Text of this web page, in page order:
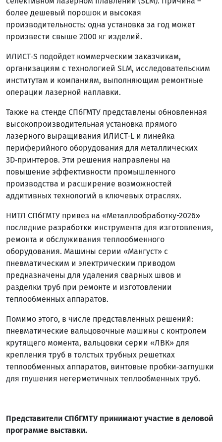
более дешевый порошок и высокая
производительность: одна установка за год может
произвести свыше 2000 кг изделий.
ИЛИСТ‑S подойдет коммерческим заказчикам,
организациям с технологией SLM, исследовательским
институтам и компаниям, выполняющим ремонтные
операции лазерной наплавки.
Также на стенде СПбГМТУ представлены обновленная
высокопроизводительная установка прямого
лазерного выращивания ИЛИСТ-L и линейка
периферийного оборудования для металлических
3D‑принтеров. Эти решения направлены на
повышение эффективности промышленного
производства и расширение возможностей
аддитивных технологий в ключевых отраслях.
НИТЛ СПбГМТУ привез на «Металлообработку-2026»
последние разработки инструмента для изготовления,
ремонта и обслуживания теплообменного
оборудования. Машины серии «Мангуст» с
пневматическим и электрическим приводом
предназначены для удаления сварных швов и
разделки труб при ремонте и изготовлении
теплообменных аппаратов.
Помимо этого, в числе представленных решений:
пневматические вальцовочные машины с контролем
крутящего момента, вальцовки серии «ЛВК» для
крепления труб в толстых трубных решетках
теплообменных аппаратов, винтовые пробки‑заглушки
для глушения негерметичных теплообменных труб.
Представители СПбГМТУ принимают участие в деловой
программе выставки.